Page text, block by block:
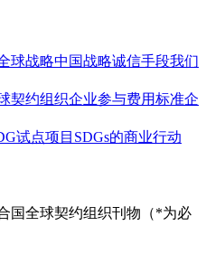
球战略中国战略诚信手段我们
契约组织企业参与费用标准企
试点项目 SDGs的商业行动
国全球契约组织刊物（*为必